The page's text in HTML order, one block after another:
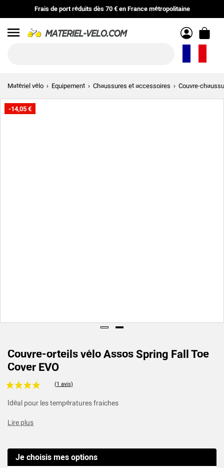
Frais de port réduitsdès 70 €en France métropolitaine
Matériel vélo Equipement Chaussures et accessoires Couvre-
Couvre-orteils vélo Assos Spring Fall Toe
Cover EVO
Voir les avis clients
Idéal pour les températures fraiches
Lire plus
Je choisis mes options
-14,05 €